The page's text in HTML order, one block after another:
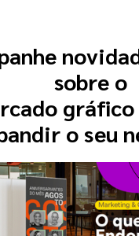
sobre o
gráfico
o seu